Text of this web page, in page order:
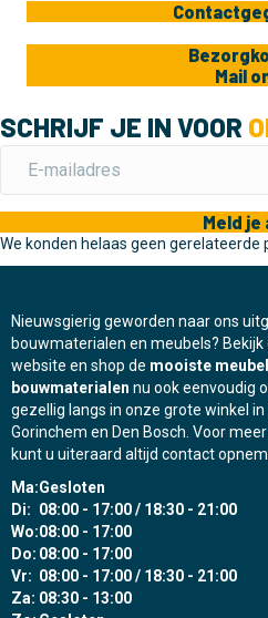
Mail
SCHRIJF JE IN VOOR
Meld je
We konden helaas geen gerelateerde
Nieuwsgierig geworden naar ons
bouwmaterialen en meubels?
website en shop de mooiste
bouwmaterialen nu ook eenvoudig
gezellig langs in onze grote winkel
Gorinchem en Den Bosch. Voor
kunt u uiteraard altijd contact
Ma:Gesloten
Di: 08:00 - 17:00 / 18:30 - 21:00
Wo:08:00 - 17:00
Do: 08:00 - 17:00
Vr: 08:00 - 17:00 / 18:30 - 21:00
Za: 08:30 - 13:00